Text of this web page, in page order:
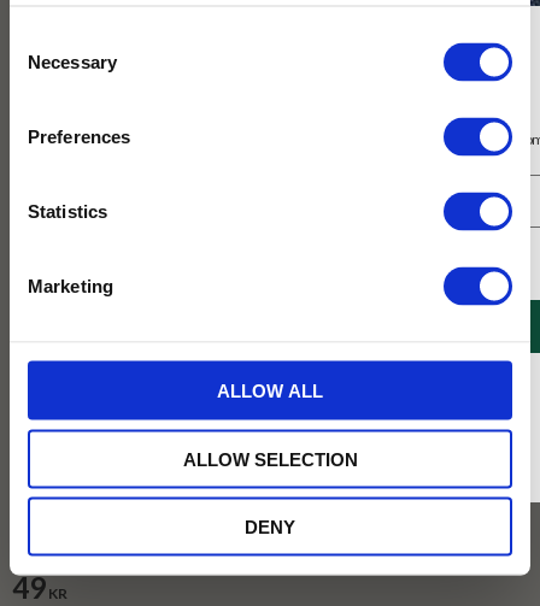
Selection
Necessary
Preferences
Statistics
Marketing
ALLOW ALL
ALLOW SELECTION
DENY
Köp 3 för 120 kr
49KR
Få 10% rabatt på ditt första köp på nätet och ta del av erbjudanden året
* Rabatten gäller endast online på Tehusetjava.se. Rabatten fungerar endast på